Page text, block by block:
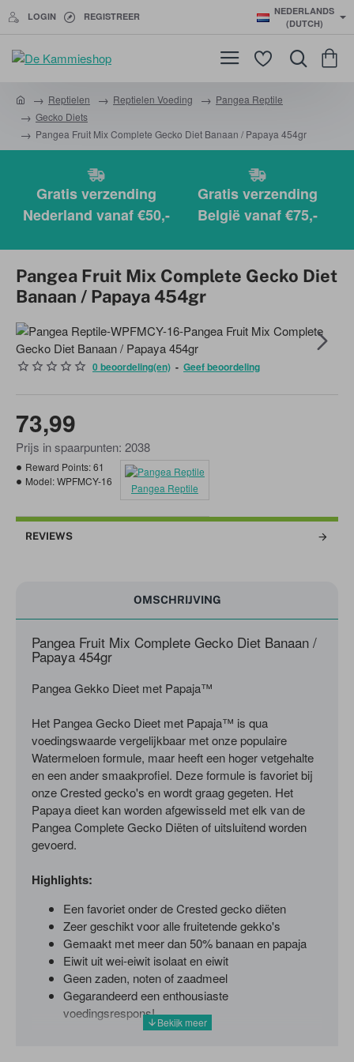
LOGIN REGISTREER
NEDERLANDS
(DUTCH)
m
e
Reptielen Reptielen Voeding
Pangea Reptile
Gecko Diets
Pangea Fruit Mix Complete Gecko Diet Banaan / Papaya 454gr
Gratis verzending
Nederland vanaf €50,-
Gratis verzending
België vanaf €75,-
Pangea Fruit Mix Complete Gecko Diet
Banaan / Papaya 454gr
0 beoordeling(en) - Geef beoordeling
73,99
Prijs in spaarpunten: 2038
Reward Points:61
Model:WPFMCY-16
Pangea Reptile
REVIEWS
OMSCHRIJVING
Pangea Fruit Mix Complete Gecko Diet Banaan /
Papaya 454gr
Pangea Gekko Dieet met Papaja™
Het Pangea Gecko Dieet met Papaja™ is qua
voedingswaarde vergelijkbaar met onze populaire
Watermeloen formule, maar heeft een hoger vetgehalte
en een ander smaakprofiel. Deze formule is favoriet bij
onze Crested gecko's en wordt graag gegeten. Het
Papaya dieet kan worden afgewisseld met elk van de
Pangea Complete Gecko Diëten of uitsluitend worden
gevoerd.
Highlights:
Een favoriet onder de Crested gecko diëten
Zeer geschikt voor alle fruitetende gekko's
Gemaakt met meer dan 50% banaan en papaja
Eiwit uit wei-eiwit isolaat en eiwit
Geen zaden, noten of zaadmeel
Gegarandeerd een enthousiaste
voedingsrespons!